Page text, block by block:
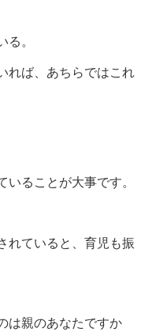
。
れば、あちらではこれ
ることが大事です。
れていると、育児も振
は親のあなたですか